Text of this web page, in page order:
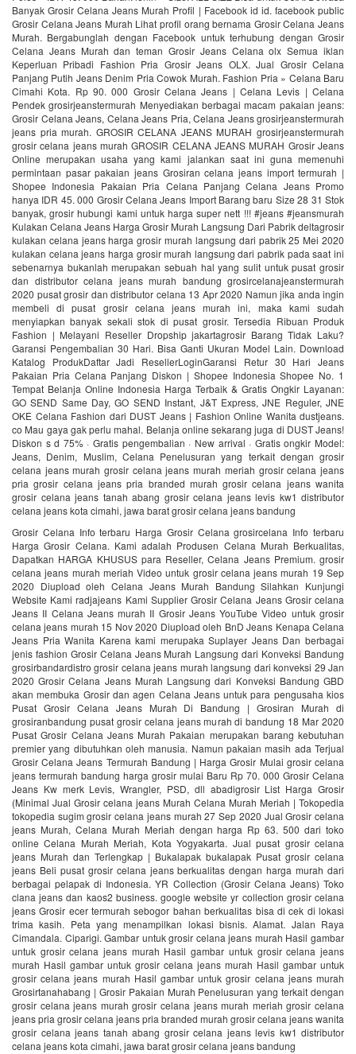
Banyak Grosir Celana Jeans Murah Profil | Facebook id id. facebook public
Grosir Celana Jeans Murah Lihat profil orang bernama Grosir Celana Jeans
Murah. Bergabunglah dengan Facebook untuk terhubung dengan Grosir
Celana Jeans Murah dan teman Grosir Jeans Celana olx Semua iklan
Keperluan Pribadi Fashion Pria Grosir Jeans OLX. Jual Grosir Celana
Panjang Putih Jeans Denim Pria Cowok Murah. Fashion Pria » Celana Baru
Cimahi Kota. Rp 90. 000 Grosir Celana Jeans | Celana Levis | Celana
Pendek grosirjeanstermurah Menyediakan berbagai macam pakaian jeans:
Grosir Celana Jeans, Celana Jeans Pria, Celana Jeans grosirjeanstermurah
jeans pria murah. GROSIR CELANA JEANS MURAH grosirjeanstermurah
grosir celana jeans murah GROSIR CELANA JEANS MURAH Grosir Jeans
Online merupakan usaha yang kami jalankan saat ini guna memenuhi
permintaan pasar pakaian jeans Grosiran celana jeans import termurah |
Shopee Indonesia Pakaian Pria Celana Panjang Celana Jeans Promo
hanya IDR 45. 000 Grosir Celana Jeans Import Barang baru Size 28 31 Stok
banyak, grosir hubungi kami untuk harga super nett !!! #jeans #jeansmurah
Kulakan Celana Jeans Harga Grosir Murah Langsung Dari Pabrik deltagrosir
kulakan celana jeans harga grosir murah langsung dari pabrik 25 Mei 2020
kulakan celana jeans harga grosir murah langsung dari pabrik pada saat ini
sebenarnya bukanlah merupakan sebuah hal yang sulit untuk pusat grosir
dan distributor celana jeans murah bandung grosircelanajeanstermurah
2020 pusat grosir dan distributor celana 13 Apr 2020 Namun jika anda ingin
membeli di pusat grosir celana jeans murah ini, maka kami sudah
menyiapkan banyak sekali stok di pusat grosir. Tersedia Ribuan Produk
Fashion | Melayani Reseller Dropship‎ jakartagrosir Barang Tidak Laku?
Garansi Pengembalian 30 Hari. Bisa Ganti Ukuran Model Lain. Download
Katalog ProdukDaftar Jadi ResellerLoginGaransi Retur 30 Hari Jeans
Pakaian Pria Celana Panjang Diskon | Shopee Indonesia‎ Shopee No. 1
Tempat Belanja Online Indonesia Harga Terbaik & Gratis Ongkir Layanan:
GO SEND Same Day, GO SEND Instant, J&T Express, JNE Reguler, JNE
OKE Celana Fashion dari DUST Jeans | Fashion Online Wanita‎ dustjeans.
co Mau gaya gak perlu mahal. Belanja online sekarang juga di DUST Jeans!
Diskon s d 75% · Gratis pengembalian · New arrival · Gratis ongkir Model:
Jeans, Denim, Muslim, Celana Penelusuran yang terkait dengan grosir
celana jeans murah grosir celana jeans murah meriah grosir celana jeans
pria grosir celana jeans pria branded murah grosir celana jeans wanita
grosir celana jeans tanah abang grosir celana jeans levis kw1 distributor
celana jeans kota cimahi, jawa barat grosir celana jeans bandung
Grosir Celana Info terbaru Harga Grosir Celana grosircelana Info terbaru
Harga Grosir Celana. Kami adalah Produsen Celana Murah Berkualitas,
Dapatkan HARGA KHUSUS para Reseller, Celana Jeans Premium. grosir
celana jeans murah meriah Video untuk grosir celana jeans murah 19 Sep
2020 Diupload oleh Celana Jeans Murah Bandung Silahkan Kunjungi
Website Kami radjajeans Kami Supplier Grosir Celana Jeans Grosir celana
Jeans II Celana Jeans murah II Grosir Jeans YouTube Video untuk grosir
celana jeans murah 15 Nov 2020 Diupload oleh BnD Jeans Kenapa Celana
Jeans Pria Wanita Karena kami merupaka Suplayer Jeans Dan berbagai
jenis fashion Grosir Celana Jeans Murah Langsung dari Konveksi Bandung
grosirbandardistro grosir celana jeans murah langsung dari konveksi 29 Jan
2020 Grosir Celana Jeans Murah Langsung dari Konveksi Bandung GBD
akan membuka Grosir dan agen Celana Jeans untuk para pengusaha kios
Pusat Grosir Celana Jeans Murah Di Bandung | Grosiran Murah di
grosiranbandung pusat grosir celana jeans murah di bandung 18 Mar 2020
Pusat Grosir Celana Jeans Murah Pakaian merupakan barang kebutuhan
premier yang dibutuhkan oleh manusia. Namun pakaian masih ada Terjual
Grosir Celana Jeans Termurah Bandung | Harga Grosir Mulai grosir celana
jeans termurah bandung harga grosir mulai Baru Rp 70. 000 Grosir Celana
Jeans Kw merk Levis, Wrangler, PSD, dll abadigrosir List Harga Grosir
(Minimal Jual Grosir celana jeans Murah Celana Murah Meriah | Tokopedia
tokopedia sugim grosir celana jeans murah 27 Sep 2020 Jual Grosir celana
jeans Murah, Celana Murah Meriah dengan harga Rp 63. 500 dari toko
online Celana Murah Meriah, Kota Yogyakarta. Jual pusat grosir celana
jeans Murah dan Terlengkap | Bukalapak bukalapak Pusat grosir celana
jeans Beli pusat grosir celana jeans berkualitas dengan harga murah dari
berbagai pelapak di Indonesia. YR Collection (Grosir Celana Jeans) Toko
clana jeans dan kaos2 business. google website yr collection grosir celana
jeans Grosir ecer termurah sebogor bahan berkualitas bisa di cek di lokasi
trima kasih. Peta yang menampilkan lokasi bisnis. Alamat. Jalan Raya
Cimandala. Ciparigi. Gambar untuk grosir celana jeans murah Hasil gambar
untuk grosir celana jeans murah Hasil gambar untuk grosir celana jeans
murah Hasil gambar untuk grosir celana jeans murah Hasil gambar untuk
grosir celana jeans murah Hasil gambar untuk grosir celana jeans murah
Grosirtanahabang | Grosir Pakaian Murah‎ Penelusuran yang terkait dengan
grosir celana jeans murah grosir celana jeans murah meriah grosir celana
jeans pria grosir celana jeans pria branded murah grosir celana jeans wanita
grosir celana jeans tanah abang grosir celana jeans levis kw1 distributor
celana jeans kota cimahi, jawa barat grosir celana jeans bandung